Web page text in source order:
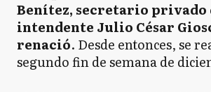
Benítez, secretario privado
intendente Julio César
renació. Desde entonces, se
segundo fin de semana de